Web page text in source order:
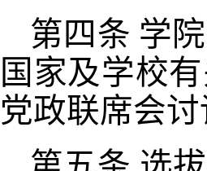
第四条 学
国家及学校
党政联席会